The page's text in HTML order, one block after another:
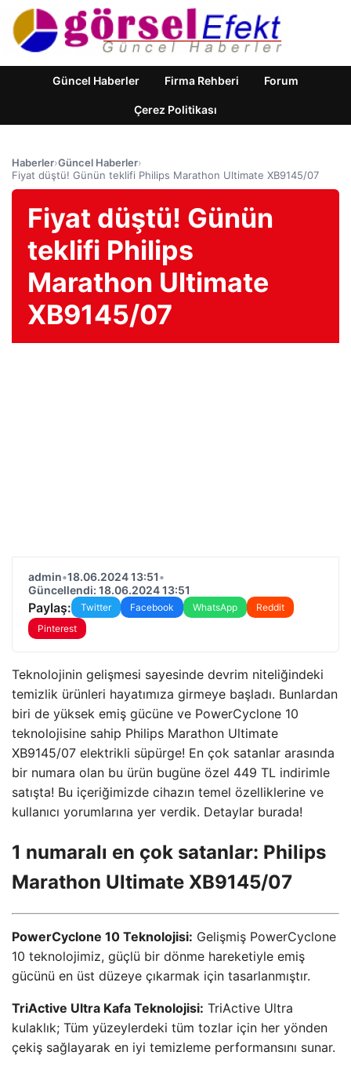
Güncel Haberler Firma Rehberi Forum
Çerez Politikası
Haberler›Güncel Haberler›
Fiyat düştü! Günün teklifi Philips Marathon Ultimate XB9145/07
Fiyat düştü! Günün
teklifi Philips
Marathon Ultimate
XB9145/07
admin•18.06.2024 13:51•
Güncellendi: 18.06.2024 13:51
Paylaş: Twitter Facebook WhatsApp
Reddit
Pinterest
Teknolojinin gelişmesi sayesinde devrim niteliğindeki
temizlik ürünleri hayatımıza girmeye başladı. Bunlardan
biri de yüksek emiş gücüne ve PowerCyclone 10
teknolojisine sahip Philips Marathon Ultimate
XB9145/07 elektrikli süpürge! En çok satanlar arasında
bir numara olan bu ürün bugüne özel 449 TL indirimle
satışta! Bu içeriğimizde cihazın temel özelliklerine ve
kullanıcı yorumlarına yer verdik. Detaylar burada!
1 numaralı en çok satanlar: Philips
Marathon Ultimate XB9145/07
PowerCyclone 10 Teknolojisi: Gelişmiş PowerCyclone
10 teknolojimiz, güçlü bir dönme hareketiyle emiş
gücünü en üst düzeye çıkarmak için tasarlanmıştır.
TriActive Ultra Kafa Teknolojisi: TriActive Ultra
kulaklık; Tüm yüzeylerdeki tüm tozlar için her yönden
çekiş sağlayarak en iyi temizleme performansını sunar.